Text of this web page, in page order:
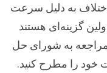
به دلیل سرعت
گزینه‌ای هستند
مراجعه به شورای حل
خود را مطرح کنید.